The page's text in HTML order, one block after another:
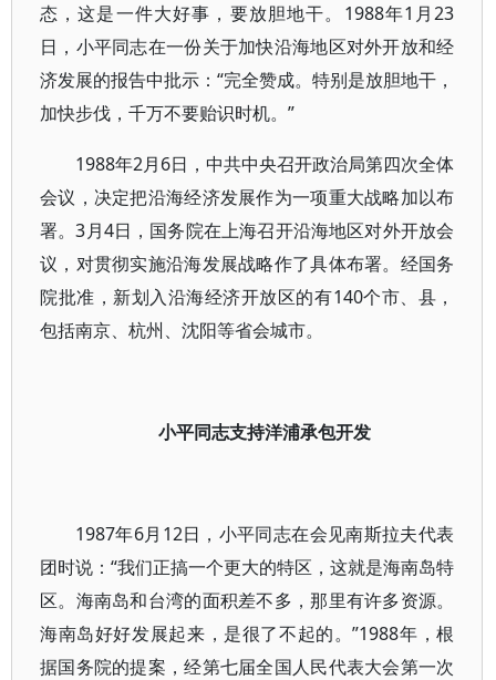
态，这是一件大好事，要放胆地干。1988年1月23
日，小平同志在一份关于加快沿海地区对外开放和经
济发展的报告中批示：“完全赞成。特别是放胆地干，
加快步伐，千万不要贻识时机。”
1988年2月6日，中共中央召开政治局第四次全体
会议，决定把沿海经济发展作为一项重大战略加以布
署。3月4日，国务院在上海召开沿海地区对外开放会
议，对贯彻实施沿海发展战略作了具体布署。经国务
院批准，新划入沿海经济开放区的有140个市、县，
包括南京、杭州、沈阳等省会城市。
小平同志支持洋浦承包开发
1987年6月12日，小平同志在会见南斯拉夫代表
团时说：“我们正搞一个更大的特区，这就是海南岛特
区。海南岛和台湾的面积差不多，那里有许多资源。
海南岛好好发展起来，是很了不起的。”1988年，根
据国务院的提案，经第七届全国人民代表大会第一次